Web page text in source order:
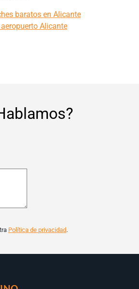
baratos en Alicante
Alicante
Política de privacidad.